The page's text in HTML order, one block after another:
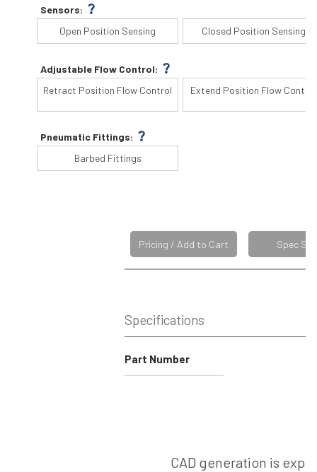
Sensors: question_mark
Open Position Sensing Closed Position Sensing
Adjustable Flow Control: question_mark
Retract Position Flow Control Extend Position Flow Control
Pneumatic Fittings: question_mark
Barbed Fittings
Pricing / Add to Cart Spec
CAD generation is
Specifications
Part Number